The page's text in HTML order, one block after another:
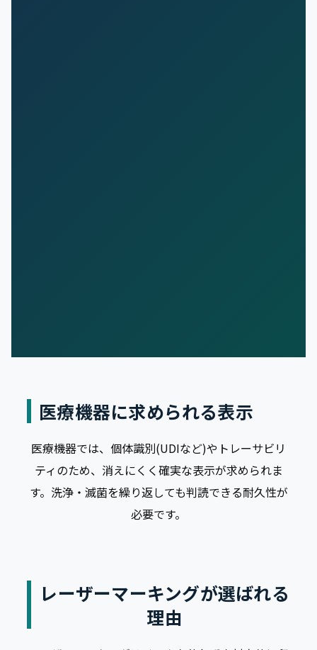
医療機器に求められる表示
医療機器では、個体識別(UDIなど)やトレーサビリ
ティのため、消えにくく確実な表示が求められま
す。洗浄・滅菌を繰り返しても判読できる耐久性が
必要です。
レーザーマーキングが選ばれる
理由